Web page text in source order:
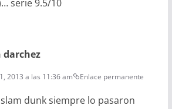
serie 9.5/10
2013 a las 11:36 am Enlace permanente
dunk siempre lo pasaron